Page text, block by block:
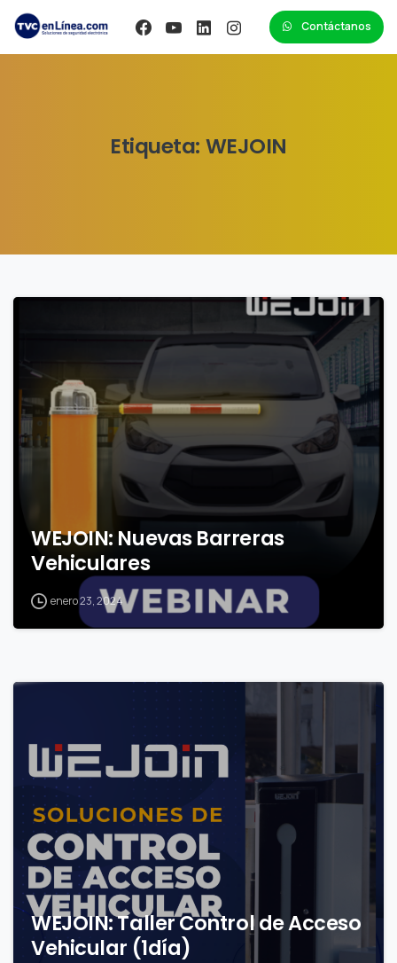
Contáctanos
Etiqueta: WEJOIN
WEJOIN: Nuevas Barreras
Vehiculares
enero 23, 2024
WEJOIN: Taller Control de Acceso
Vehicular (1día)